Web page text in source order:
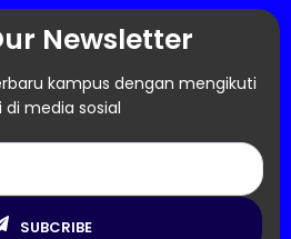
Newsletter
kampus dengan mengikuti
di media sosial
SUBCRIBE